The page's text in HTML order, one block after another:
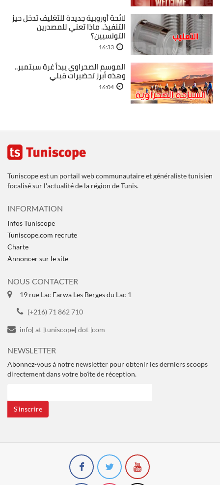
لائحة أوروبية جديدة للتغليف تدخل حيز
التنفيذ.. ماذا تعني للمصدرين
التونسيين؟
16:33
الموسم الصحراوي يبدأ غرة سبتمبر..
وهذه أبرز تحضيرات قبلي
16:04
Tuniscope est un portail web communautaire et généraliste tunisien
focalisé sur l'actualité de la région de Tunis.
INFORMATION
Infos Tuniscope
Tuniscope.com recrute
Charte
Annoncer sur le site
NOUS CONTACTER
19 rue Lac Farwa Les Berges du Lac 1
(+216) 71 862 710
info[ at ]tuniscope[ dot ]com
NEWSLETTER
Abonnez-vous à notre newsletter pour obtenir les derniers scoops
directement dans votre boîte de réception.
S’inscrire